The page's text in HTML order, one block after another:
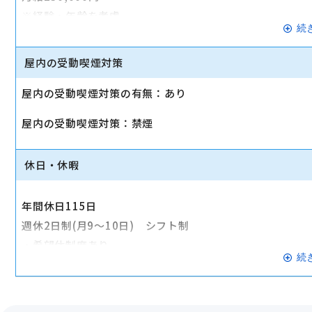
※経験・年齢を考慮
※上記給料には、固定残業手当：月30,000円／20時間相
ます。
入社2年目（店長）：年収4,700,000円
入社3年目（MGR）：年収5,700,000円
・社会保険完備
・通勤交通費支給
・資格手当(10,000円～80,000円)
続
屋内の受動喫煙対策
屋内の受動喫煙対策の有無：あり
屋内の受動喫煙対策：禁煙
休日・休暇
年間休日115日
週休2日制(月9～10日) シフト制
・希望休制度あり
※土日休みも取得可能となっておりますので、プライベ 続